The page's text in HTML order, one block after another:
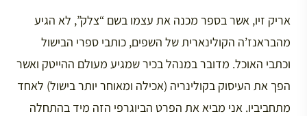
אריק זיו, אשר בספר מכנה את עצמו בשם “צלק”, לא הגיע
מהבראנז’ה הקולינארית של השפים, כותבי ספרי הבישול
וכתבי האוכל. מדובר במנהל בכיר שמגיע מעולם ההייטק ואשר
הפך את העיסוק בקולינריה (אכילה ומאוחר יותר בישול) לאחד
מתחביביו. אני מביא את הפרט הביוגרפי הזה מיד בהתחלה